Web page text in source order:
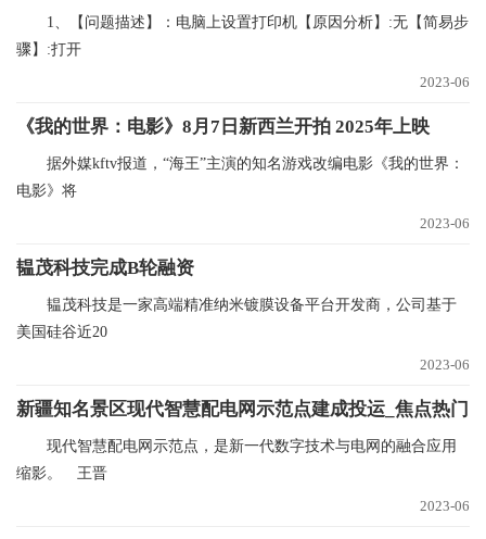
1、【问题描述】：电脑上设置打印机【原因分析】:无【简易步
骤】:打开
2023-06
《我的世界：电影》8月7日新西兰开拍 2025年上映
据外媒kftv报道，“海王”主演的知名游戏改编电影《我的世界：
电影》将
2023-06
韫茂科技完成B轮融资
韫茂科技是一家高端精准纳米镀膜设备平台开发商，公司基于
美国硅谷近20
2023-06
新疆知名景区现代智慧配电网示范点建成投运_焦点热门
现代智慧配电网示范点，是新一代数字技术与电网的融合应用
缩影。 王晋
2023-06